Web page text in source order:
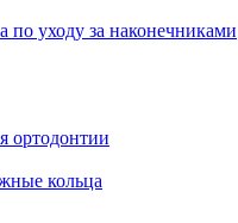
по уходу за наконечниками
ортодонтии
кольца